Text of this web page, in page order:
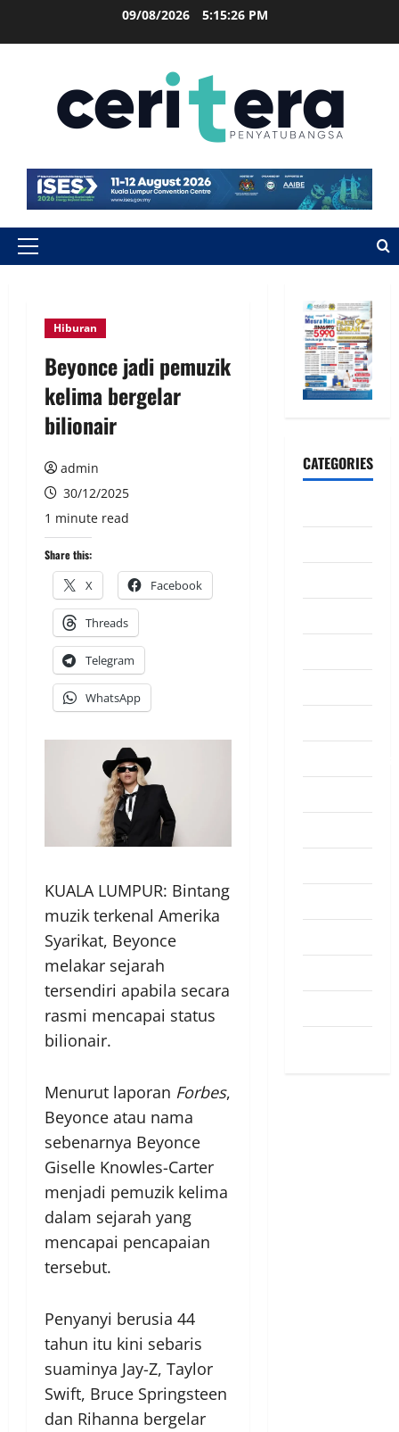
09/08/2026 5:15:27 PM
Hiburan
Beyonce jadi pemuzik
kelima bergelar
bilionair
admin
30/12/2025
1 minute read
Share this:
X Facebook
Threads
Telegram
WhatsApp
KUALA LUMPUR: Bintang
muzik terkenal Amerika
Syarikat, Beyonce
melakar sejarah
tersendiri apabila secara
rasmi mencapai status
bilionair.
Menurut laporan Forbes,
Beyonce atau nama
sebenarnya Beyonce
Giselle Knowles-Carter
menjadi pemuzik kelima
dalam sejarah yang
mencapai pencapaian
tersebut.
Penyanyi berusia 44
tahun itu kini sebaris
suaminya Jay-Z, Taylor
Swift, Bruce Springsteen
dan Rihanna bergelar
CATEGORIES